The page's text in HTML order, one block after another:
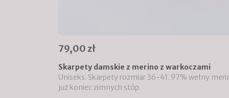
79,00 zł
Skarpety damskie z merino z warkoczami
Uniseks. Skarpety rozmiar 36-41. 97% wełny
już koniec zimnych stóp.